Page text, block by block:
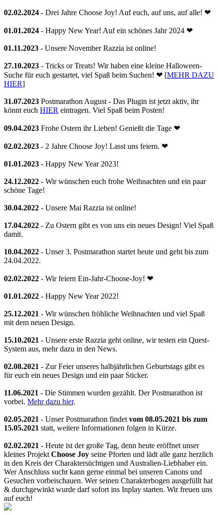
02.02.2024 - Drei Jahre Choose Joy! Auf euch, auf uns, auf alle! ❤
01.01.2024 - Happy New Year! Auf ein schönes Jahr 2024 ❤
01.11.2023 - Unsere November Razzia ist online!
27.10.2023 - Tricks or Treats! Wir haben eine kleine Halloween-
Suche für euch gestartet, viel Spaß beim Suchen! ❤ [MEHR DAZU
HIER]
31.07.2023 Postmarathon August - Das Plugin ist jetzt aktiv, ihr
könnt euch HIER eintragen. Viel Spaß beim Posten!
09.04.2023 Frohe Ostern ihr Lieben! Genießt die Tage ❤
02.02.2023 - 2 Jahre Choose Joy! Lasst uns feiern. ❤
01.01.2023 - Happy New Year 2023!
24.12.2022 - Wir wünschen euch frohe Weihnachten und ein paar
schöne Tage!
30.04.2022 - Unsere Mai Razzia ist online!
17.04.2022 - Zu Ostern gibt es von uns ein neues Design! Viel Spaß
damit.
10.04.2022 - Unser 3. Postmarathon startet heute und geht bis zum
24.04.2022.
02.02.2022 - Wir feiern Ein-Jahr-Choose-Joy! ❤
01.01.2022 - Happy New Year 2022!
25.12.2021 - Wir wünschen fröhliche Weihnachten und viel Spaß
mit dem neuen Design.
15.10.2021 - Unsere erste Razzia geht online, wir testen ein Quest-
System aus, mehr dazu in den News.
02.08.2021 - Zur Feier unseres halbjährlichen Geburtstags gibt es
für euch ein neues Design und ein paar Sticker.
11.06.2021 - Die Stimmen wurden gezählt. Der Postmarathon ist
vorbei. Mehr dazu hier.
02.05.2021 - Unser Postmarathon findet vom 08.05.2021 bis zum
15.05.2021 statt, weitere Informationen folgen in Kürze.
02.02.2021 - Heute ist der große Tag, denn heute eröffnet unser
kleines Projekt Choose Joy seine Pforten und lädt alle ganz herzlich
in den Kreis der Charaktersüchtigen und Australien-Liebhaber ein.
Wer Anschluss sucht kann gerne einmal bei unseren Canons und
Gesuchen vorbeischauen. Wer seinen Charakterbogen ausgefüllt hat
& durchgewinkt wurde darf sofort ins Inplay starten. Wir freuen uns
auf euch!